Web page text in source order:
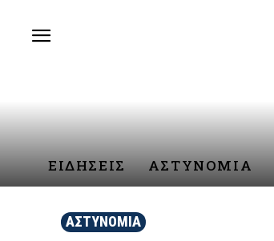
ΕΙΔΗΣΕΙΣ ΑΣΤΥΝΟΜΙΑ
ΑΣΤΥΝΟΜΙΑ